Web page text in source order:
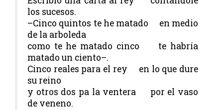
los sucesos.
–Cinco quintos te he matado en medio
de la arboleda
como te he matado cinco te habría
matado un ciento–.
Cinco reales para el rey en lo que dure
su reino
y otros dos pa la ventera por el vaso
de veneno.